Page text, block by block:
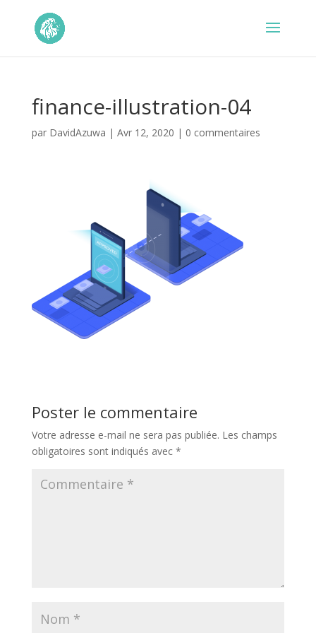
finance-illustration-04
par DavidAzuwa | Avr 12, 2020 | 0 commentaires
Poster le commentaire
Votre adresse e-mail ne sera pas publiée. Les champs
obligatoires sont indiqués avec *